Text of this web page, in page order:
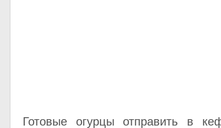
Готовые огурцы отправить в